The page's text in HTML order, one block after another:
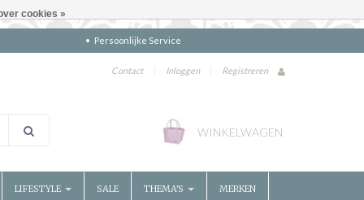
Persoonlijke Service
Contact | Inloggen | Registreren
WINKELWAGEN
LIFESTYLE SALE THEMA'S MERKEN
cookies »